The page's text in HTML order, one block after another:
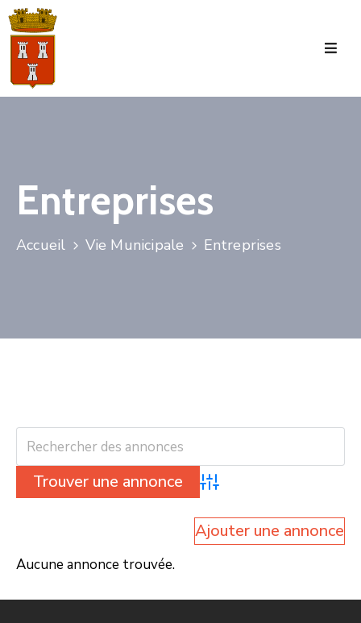
Accueil
Manifestations
Vie
Municipale
Entreprises
Accueil Vie Municipale Entreprises
Advanced Search
Ajouter une annonce
Aucune annonce trouvée.